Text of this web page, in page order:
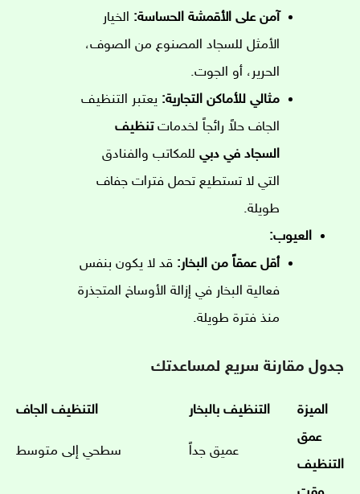
آمن على الأقمشة الحساسة: الخيار
الأمثل للسجاد المصنوع من الصوف،
الحرير، أو الجوت.
مثالي للأماكن التجارية: يعتبر التنظيف
الجاف حلاً رائجاً لخدماتتنظيف
السجاد في دبي للمكاتب والفنادق
التي لا تستطيع تحمل فترات جفاف
طويلة.
العيوب:
أقل عمقاً من البخار: قد لا يكون بنفس
فعالية البخار في إزالة الأوساخ المتجذرة
منذ فترة طويلة.
جدول مقارنة سريع لمساعدتك
الميزة التنظيف بالبخار
التنظيف الجاف
عمق
التنظيف
عميق جداً سطحي إلى متوسط